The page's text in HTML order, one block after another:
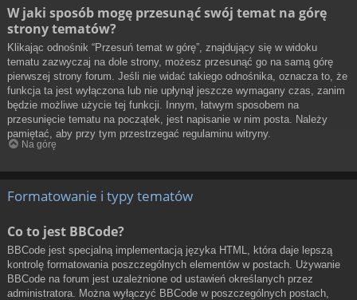
W jaki sposób mogę przesunąć swój temat na górę
strony tematów?
Klikając odnośnik “Przesuń temat w górę”, znajdujący się w widoku
tematu zazwyczaj na dole strony, możesz przesunąć go na samą górę
pierwszej strony forum. Jeśli nie widać takiego odnośnika, oznacza to, że
funkcja ta jest wyłączona lub nie upłynął jeszcze wymagany czas, zanim
będzie możliwe użycie tej funkcji. Innym, łatwym sposobem na
przesunięcie tematu na początek, jest napisanie w nim posta. Należy
pamiętać, aby przy tym przestrzegać regulaminu witryny.
Na górę
Formatowanie i typy tematów
Co to jest BBCode?
BBCode jest specjalną implementacją języka HTML, która daje lepszą
kontrolę formatowania poszczególnych elementów w postach. Używanie
BBCode na forum jest uzależnione od ustawień określanych przez
administratora. Można wyłączyć BBCode w poszczególnych postach,